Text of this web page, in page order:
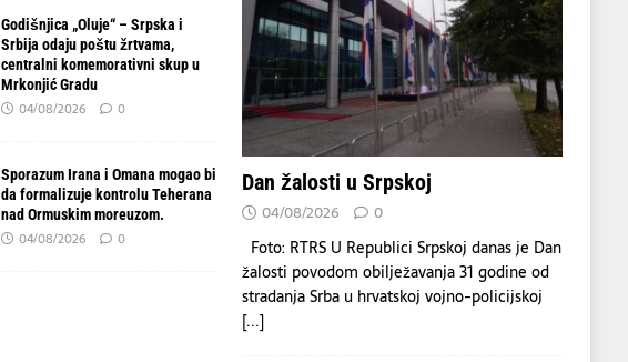
Godišnjica „Oluje“ – Srpska i
Srbija odaju poštu žrtvama,
centralni komemorativni skup u
Mrkonjić Gradu
04/08/2026 0
Sporazum Irana i Omana mogao bi
da formalizuje kontrolu Teherana
nad Ormuskim moreuzom.
04/08/2026 0
Dan žalosti u Srpskoj
04/08/2026 0
Foto: RTRS U Republici Srpskoj danas je Dan
žalosti povodom obilježavanja 31 godine od
stradanja Srba u hrvatskoj vojno-policijskoj
[...]